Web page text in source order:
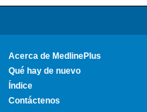
Acerca de MedlinePlus
Qué hay de nuevo
Índice
Contáctenos